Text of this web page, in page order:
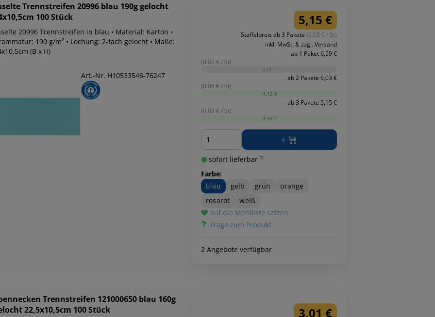
Trennstreifen 20996 blau 190g gelocht
100 Stück
20996 Trennstreifen in blau • Material: Karton •
190 g/m² • Lochung: 2-fach gelocht • Maße:
(B x H)
Art.-Nr. H10533546-76247
5,15 €
Staffelpreis ab 3 Pakete (0.05 € / St)
inkl. MwSt. & zzgl. Versand
ab 1 Paket 6,59 €
(0.07 € / St)
-0,00 €
ab 2 Pakete 6,03 €
(0.06 € / St)
-1,12 €
ab 3 Pakete 5,15 €
(0.05 € / St)
-4,32 €
Menge
sofort lieferbar ¹⁾
Farbe:
blau
gelb grün
orange
rosarot
weiß
auf die Merkliste setzen
Frage zum Produkt
2 Angebote verfügbar
Trennstreifen 121000650 blau 160g
22,5x10,5cm 100 Stück
3,01 €